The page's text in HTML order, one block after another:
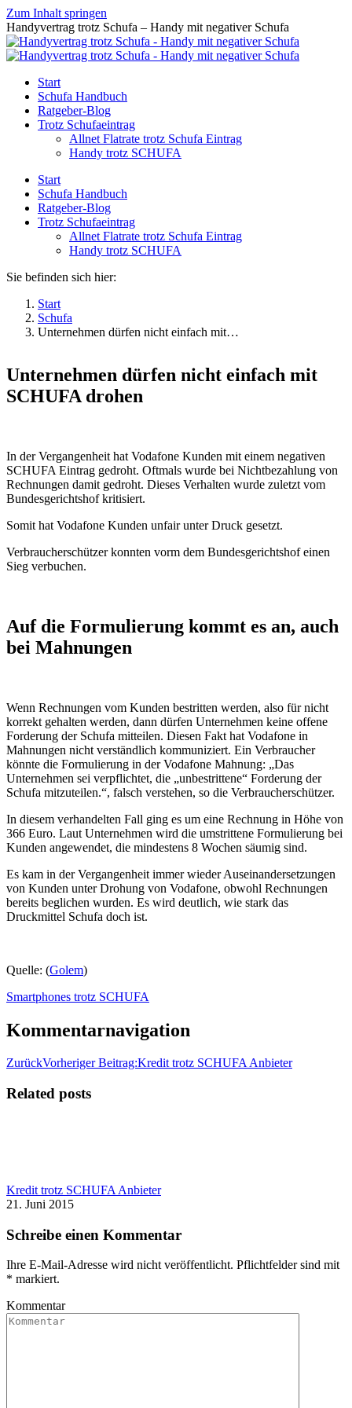
Zum Inhalt springen
Handyvertrag trotz Schufa – Handy mit negativer Schufa
Start
Schufa Handbuch
Ratgeber-Blog
Trotz Schufaeintrag
Allnet Flatrate trotz Schufa Eintrag
Handy trotz SCHUFA
Start
Schufa Handbuch
Ratgeber-Blog
Trotz Schufaeintrag
Allnet Flatrate trotz Schufa Eintrag
Handy trotz SCHUFA
Sie befinden sich hier:
Start
Schufa
Unternehmen dürfen nicht einfach mit…
Unternehmen dürfen nicht einfach mit
SCHUFA drohen
In der Vergangenheit hat Vodafone Kunden mit einem negativen
SCHUFA Eintrag gedroht. Oftmals wurde bei Nichtbezahlung von
Rechnungen damit gedroht. Dieses Verhalten wurde zuletzt vom
Bundesgerichtshof kritisiert.
Somit hat Vodafone Kunden unfair unter Druck gesetzt.
Verbraucherschützer konnten vorm dem Bundesgerichtshof einen
Sieg verbuchen.
Auf die Formulierung kommt es an, auch
bei Mahnungen
Wenn Rechnungen vom Kunden bestritten werden, also für nicht
korrekt gehalten werden, dann dürfen Unternehmen keine offene
Forderung der Schufa mitteilen. Diesen Fakt hat Vodafone in
Mahnungen nicht verständlich kommuniziert. Ein Verbraucher
könnte die Formulierung in der Vodafone Mahnung: „Das
Unternehmen sei verpflichtet, die „unbestrittene“ Forderung der
Schufa mitzuteilen.“, falsch verstehen, so die Verbraucherschützer.
In diesem verhandelten Fall ging es um eine Rechnung in Höhe von
366 Euro. Laut Unternehmen wird die umstrittene Formulierung bei
Kunden angewendet, die mindestens 8 Wochen säumig sind.
Es kam in der Vergangenheit immer wieder Auseinandersetzungen
von Kunden unter Drohung von Vodafone, obwohl Rechnungen
bereits beglichen wurden. Es wird deutlich, wie stark das
Druckmittel Schufa doch ist.
Quelle: (Golem)
Smartphones trotz SCHUFA
Kommentarnavigation
ZurückVorheriger Beitrag:Kredit trotz SCHUFA Anbieter
Related posts
Kredit trotz SCHUFA Anbieter
21. Juni 2015
Schreibe einen Kommentar
Ihre E-Mail-Adresse wird nicht veröffentlicht. Pflichtfelder sind mit
* markiert.
Kommentar